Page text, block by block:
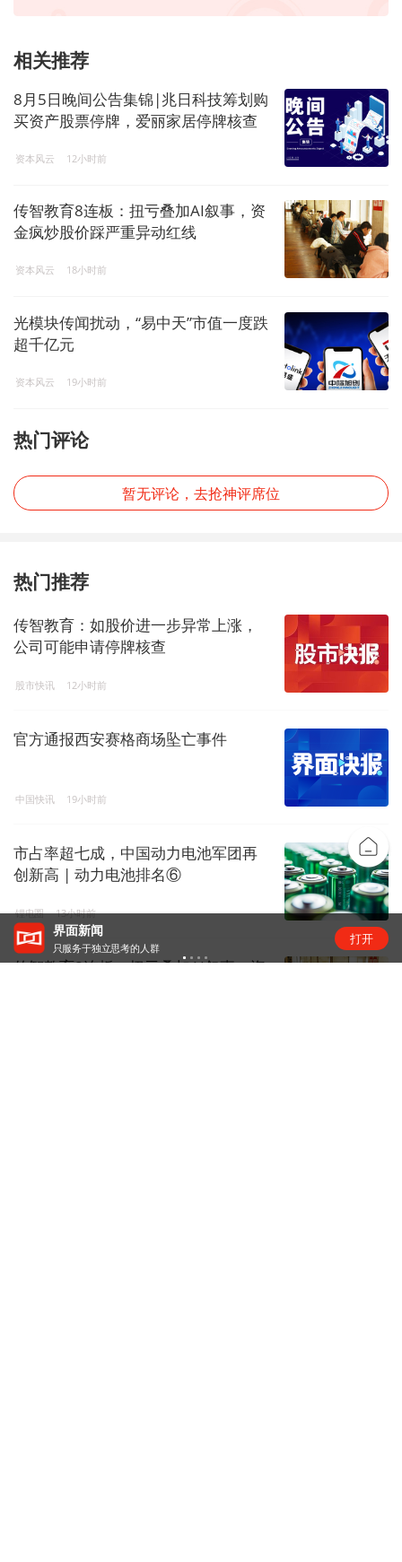
相关推荐
8月5日晚间公告集锦|兆日科技筹划购
买资产股票停牌，爱丽家居停牌核查
股份达69.73亿元
资本风云 12小时前
传智教育8连板：扭亏叠加AI叙事，资
金疯炒股价踩严重异动红线
资本风云 18小时前
光模块传闻扰动，“易中天”市值一度跌
超千亿元
资本风云 19小时前
热门评论
暂无评论，去抢神评席位
热门推荐
传智教育：如股价进一步异常上涨，
公司可能申请停牌核查
股市快讯 12小时前
官方通报西安赛格商场坠亡事件
中国快讯 19小时前
市占率超七成，中国动力电池军团再
创新高 | 动力电池排名⑥
锂电圈 13小时前
传智教育8连板：扭亏叠加AI叙事，资
界面新闻
只服务于独立思考的人群
打开